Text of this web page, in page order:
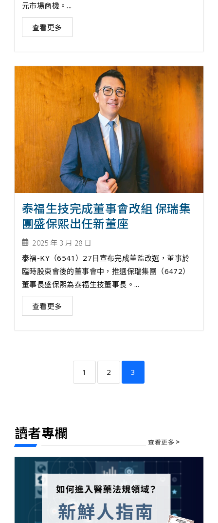
元市場商機。...
查看更多
泰福生技完成董事會改組 保瑞集
團盛保熙出任新董座
2025 年 3 月 28 日
泰福-KY（6541）27日宣布完成董監改選，董事於
臨時股東會後的董事會中，推選保瑞集團（6472）
董事長盛保熙為泰福生技董事長。...
查看更多
1 2 3
讀者專欄 查看更多 >